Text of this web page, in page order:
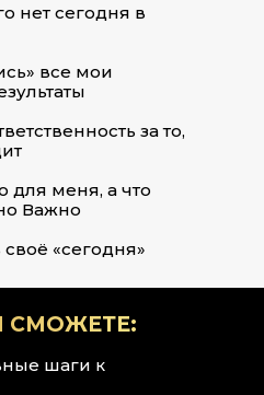
нет сегодня в
все мои
за то,
для меня, а что
Важно
«сегодня»
шаги к
СМОЖЕТЕ: